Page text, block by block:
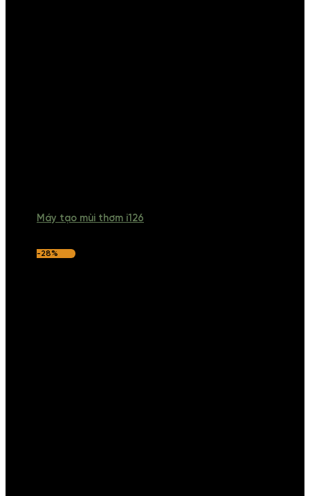
Máy tạo mùi thơm i126
-28%